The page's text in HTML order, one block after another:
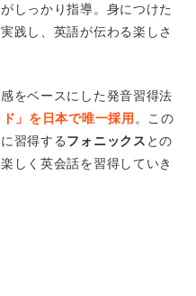
しっかり指導。身につけた
践し、英語が伝わる楽しさ
をベースにした発音習得法
」を日本で唯一採用 。この
習得するフォニックス との
しく英会話を習得していき